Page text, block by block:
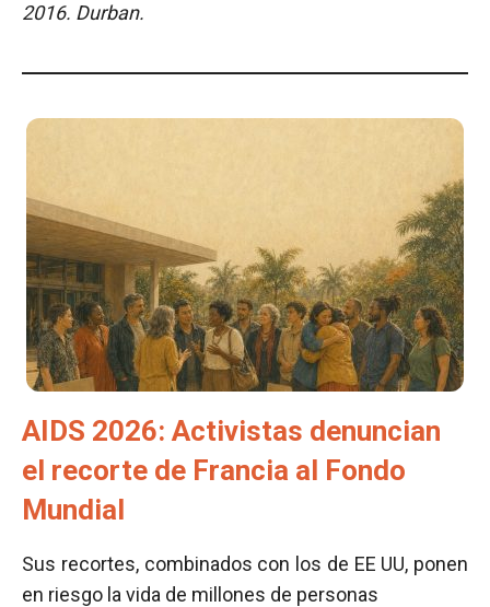
2016. Durban.
AIDS 2026: Activistas denuncian
el recorte de Francia al Fondo
Mundial
Sus recortes, combinados con los de EE UU, ponen
en riesgo la vida de millones de personas